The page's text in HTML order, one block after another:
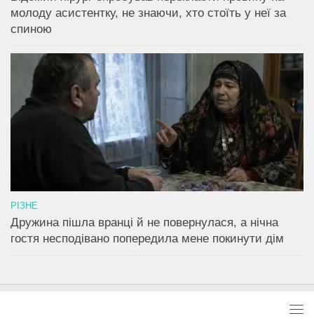
молоду асистентку, не знаючи, хто стоїть у неї за
спиною
РІЗНЕ
Дружина пішла вранці й не повернулася, а нічна
гостя несподівано попередила мене покинути дім